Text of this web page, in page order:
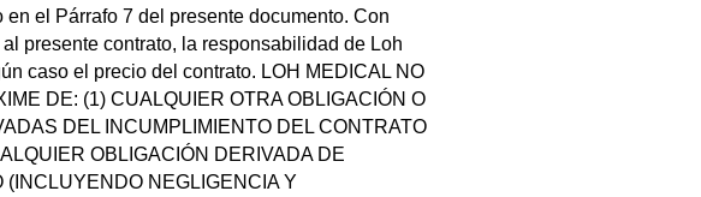
el Párrafo 7 del presente documento. Con
presente contrato, la responsabilidad de Loh
caso el precio del contrato. LOH MEDICAL NO
DE: (1) CUALQUIER OTRA OBLIGACIÓN O
DEL INCUMPLIMIENTO DEL CONTRATO
OBLIGACIÓN DERIVADA DE
(INCLUYENDO NEGLIGENCIA Y